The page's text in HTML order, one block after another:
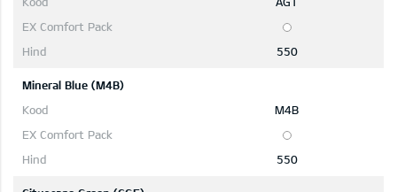
550
Mineral Blue (M4B)
M4B
550